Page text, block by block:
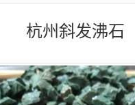
杭州斜发沸石